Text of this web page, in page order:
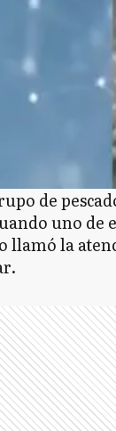
de
uno de
llamó la